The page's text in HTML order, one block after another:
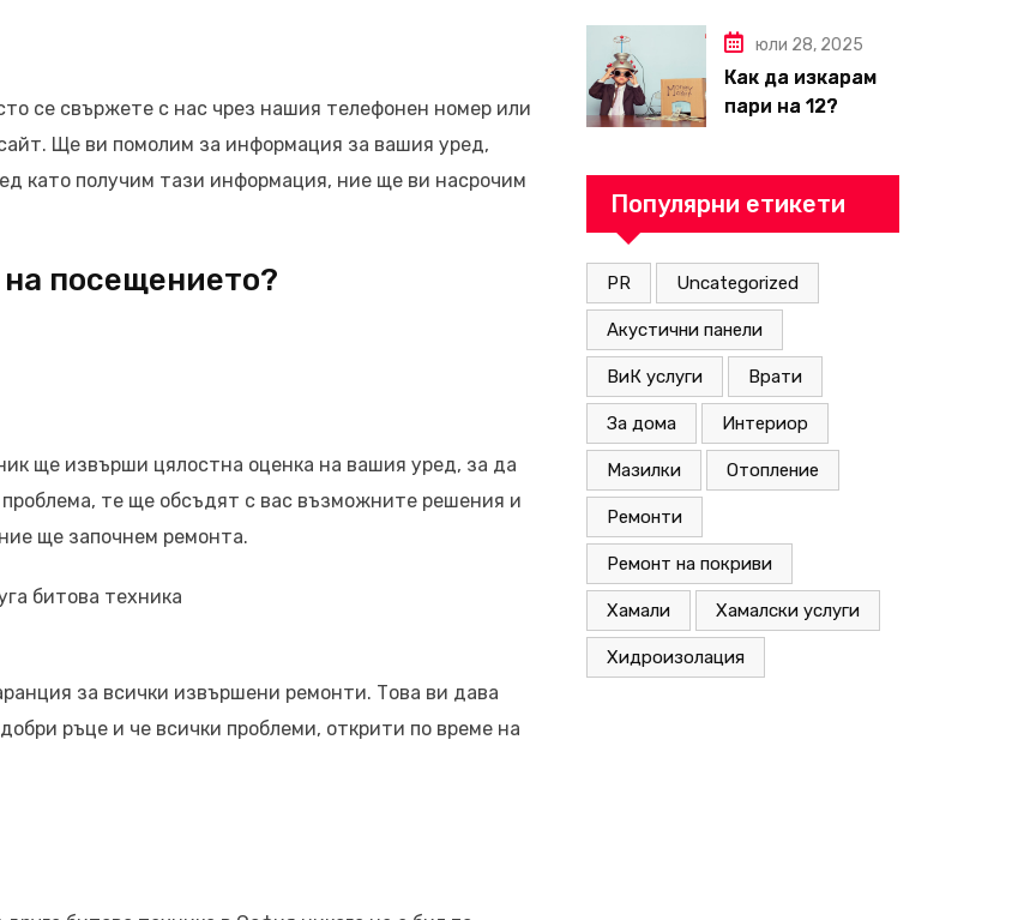
се свържете с нас чрез нашия телефонен номер или
Ще ви помолим за информация за вашия уред,
като получим тази информация, ние ще ви насрочим
посещението?
ще извърши цялостна оценка на вашия уред, за да
те ще обсъдят с вас възможните решения и
ще започнем ремонта.
битова техника
за всички извършени ремонти. Това ви дава
ръце и че всички проблеми, открити по време на
пълен наръчник
за планиране и
юли 28, 2025
Как да изкарам
пари на 12?
Популярни етикети
PR Uncategorized
Акустични панели
ВиК услуги Врати
За дома Интериор
Мазилки Отопление
Ремонти
Ремонт на покриви
Хамали Хамалски услуги
Хидроизолация